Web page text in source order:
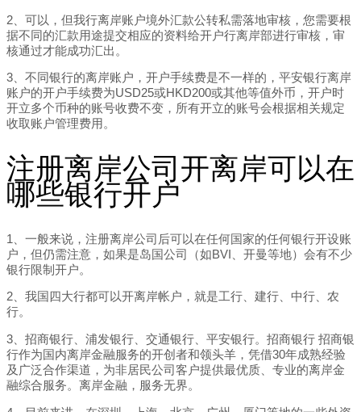
2、可以，但我行离岸账户境外汇款公转私需落地审核，您需要根
据不同的汇款用途提交相应的资料给开户行离岸部进行审核，审
核通过才能成功汇出。
3、不同银行的离岸账户，开户手续费是不一样的，平安银行离岸
账户的开户手续费为USD25或HKD200或其他等值外币，开户时
开立多个币种的账号收费不变，所有开立的账号会根据相关规定
收取账户管理费用。
注册离岸公司开离岸可以在
哪些银行开户
1、一般来说，注册离岸公司后可以在任何国家的任何银行开设账
户，但仍需注意，如果是岛国公司（如BVI、开曼等地）会有不少
银行限制开户。
2、我国四大行都可以开离岸帐户，就是工行、建行、中行、农
行。
3、招商银行、浦发银行、交通银行、平安银行。招商银行 招商银
行作为国内离岸金融服务的开创者和领头羊，凭借30年成熟经验
及广泛合作渠道，为非居民公司客户提供最优质、专业的离岸金
融综合服务。离岸金融，服务无界。